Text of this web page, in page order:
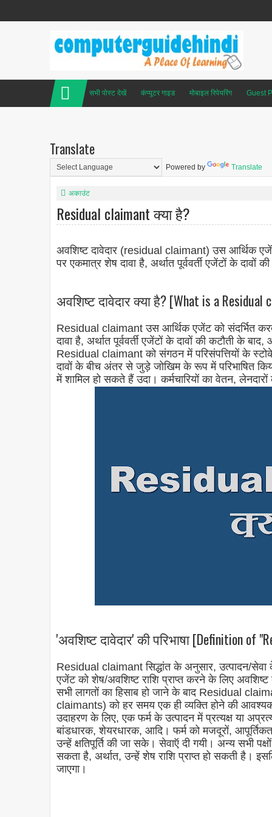
सभी पोस्ट देखें कंप्यूटर गाइड मोबाइल रिपेयरिंग Guest
Translate
Powered by Translate
अकाउंट
Residual claimant क्या है?
अवशिष्ट दावेदार (residual claimant) उस आर्थिक
पर एकमात्र शेष दावा है, अर्थात पूर्ववर्ती एजेंटों के
अवशिष्ट दावेदार क्या है? [What is a Residual
Residual claimant उस आर्थिक एजेंट को संदर्भित
दावा है, अर्थात पूर्ववर्ती एजेंटों के दावों की कटौती के
Residual claimant को संगठन में परिसंपत्तियों के
दावों के बीच अंतर से जुड़े जोखिम के रूप में परिभाषित
में शामिल हो सकते हैं उदा। कर्मचारियों का वेतन,
'अवशिष्ट दावेदार' की परिभाषा [Definition of
Residual claimant सिद्धांत के अनुसार, उत्पादन/सेवा
एजेंट को शेष/अवशिष्ट राशि प्राप्त करने के लिए अवशिष्ट
सभी लागतों का हिसाब हो जाने के बाद Residual
claimants) को हर समय एक ही व्यक्ति होने की
उदाहरण के लिए, एक फर्म के उत्पादन में प्रत्यक्ष या
बांडधारक, शेयरधारक, आदि। फर्म को मजदूरों,
उन्हें क्षतिपूर्ति की जा सके। सेवाऍ दी गयी। अन्य सभी
सकता है, अर्थात, उन्हें शेष राशि प्राप्त हो सकती है।
जाएगा।